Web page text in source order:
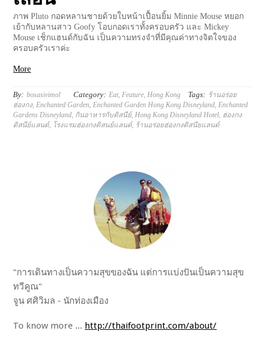
ภาพ Pluto กอดหลานชายด้วยใบหน้าเปื้อนยิ้ม Minnie Mouse หยอก
เย้ากับหลานสาว Goofy โอบกอดเราทั้งครอบครัว และ Mickey
Mouse เช็กแฮนด์กับฉัน เป็นความทรงจำที่มีคุณค่าทางจิตใจของ
ครอบครัวเราค่ะ
More
By: bosasivimol Category: Eat, Feature Hong Kong Tags: ร้านอร่อย
ฮ่องกง, Enchanted Garden Enchanted Garden Hong Kong Disneyland Enchanted
Gardens Disneyland กินอาหารกับดิสนีย์, Hong Kong Disneyland Hotel ฮ่องกง
ดิสนีย์แลนด์, โรงแรมฮ่องกงดิสนย์แลนด์, ร้านอร่อยฮ่องกงดิสนียแลนด์
"การเดินทางเป็นความสุขของฉัน แต่การแบ่งปันเป็นความสุข
ทวีคูณ"
จูน ศศิวิมล - นักท่องเมือง
To know more ... http://thaifootprint.com/about/